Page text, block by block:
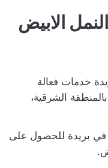
الابيض
خدمات فعالة
الشرقية،
في بريدة للحصول على